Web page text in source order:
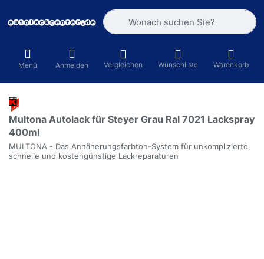
Geben Sie einen Suchbegriff ein.
Menü Anmelden Vergleichen Wunschliste Warenkorb
Multona Autolack für Steyer Grau Ral 7021 Lackspray
400ml
MULTONA - Das Annäherungsfarbton-System für unkomplizierte,
schnelle und kostengünstige Lackreparaturen